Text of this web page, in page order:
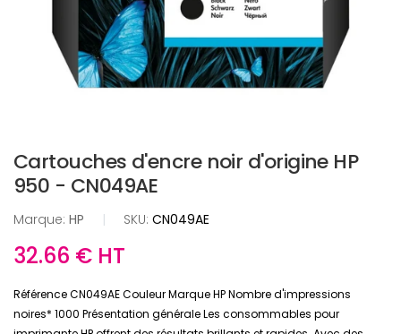
Cartouches d'encre noir d'origine HP
950 - CN049AE
Marque: HP | SKU: CN049AE
32.66 € HT
Référence CN049AE Couleur Marque HP Nombre d'impressions
noires* 1000 Présentation générale Les consommables pour